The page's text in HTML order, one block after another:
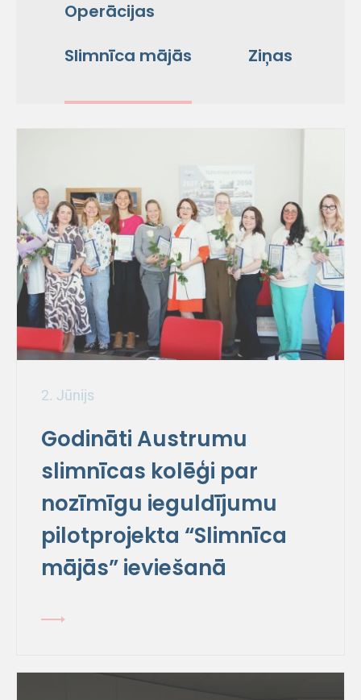
Operācijas
Slimnīca mājās Ziņas
2. Jūnijs
Godināti Austrumu
slimnīcas kolēģi par
nozīmīgu ieguldījumu
pilotprojekta “Slimnīca
mājās” ieviešanā